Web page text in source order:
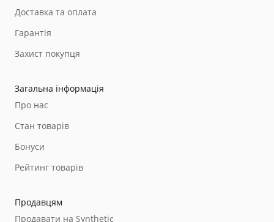
Доставка та оплата
Гарантія
Захист покупця
Загальна інформація
Про нас
Стан товарів
Бонуси
Рейтинг товарів
Продавцям
Продавати на Synthetic